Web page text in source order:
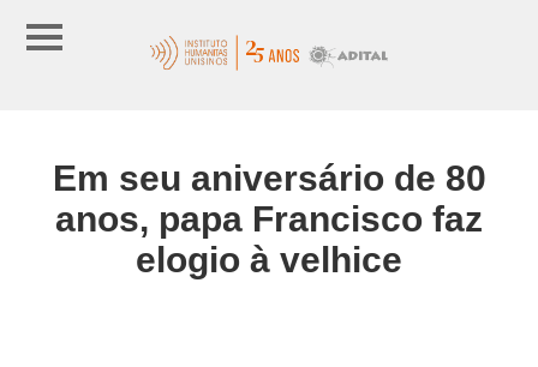
Em seu aniversário de 80
anos, papa Francisco faz
elogio à velhice